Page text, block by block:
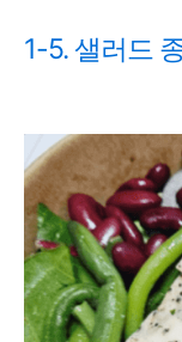
1-5. 샐러드